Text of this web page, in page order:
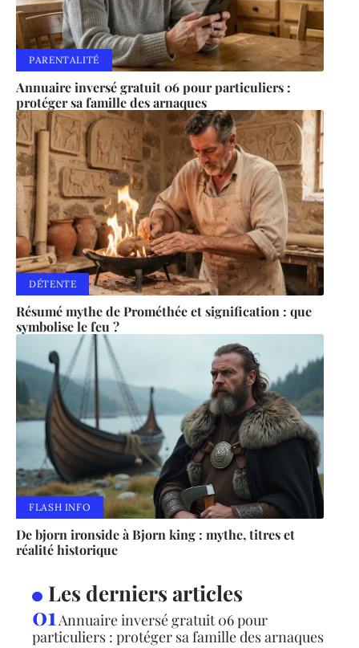
PARENTALITÉ
Annuaire inversé gratuit 06 pour particuliers :
protéger sa famille des arnaques
DÉTENTE
Résumé mythe de Prométhée et signification : que
symbolise le feu ?
FLASH INFO
De bjorn ironside à Bjorn king : mythe, titres et
réalité historique
Les derniers articles
Annuaire inversé gratuit 06 pour
particuliers : protéger sa famille des arnaques